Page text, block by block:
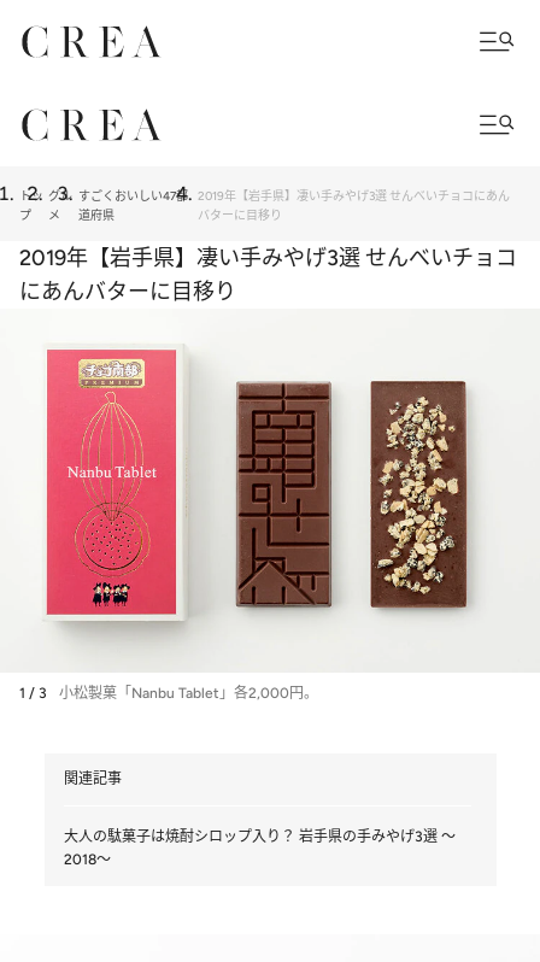
トッ
プ
グル
メ
すごくおいしい47都
道府県
2019年【岩手県】凄い手みやげ3選 せんべいチョコにあん
バターに目移り
2019年【岩手県】凄い手みやげ3選 せんべいチョコ
にあんバターに目移り
1 / 3 小松製菓「Nanbu Tablet」各2,000円。
関連記事
大人の駄菓子は焼酎シロップ入り？ 岩手県の手みやげ3選 ～
2018～